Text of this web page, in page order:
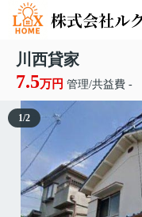
川西貸家
7.5万円 管理/共益費 -
1/2